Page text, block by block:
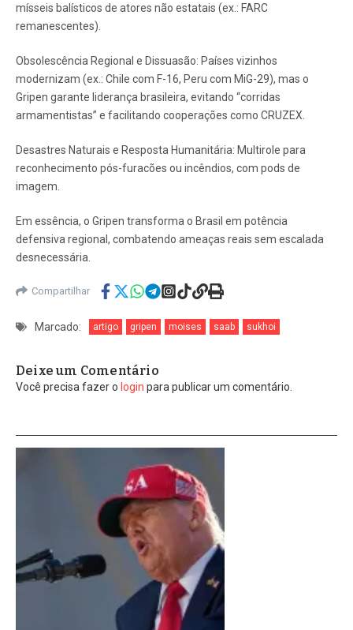
mísseis balísticos de atores não estatais (ex.: FARC
remanescentes).
Obsolescência Regional e Dissuasão: Países vizinhos
modernizam (ex.: Chile com F-16, Peru com MiG-29), mas o
Gripen garante liderança brasileira, evitando “corridas
armamentistas” e facilitando cooperações como CRUZEX.
Desastres Naturais e Resposta Humanitária: Multirole para
reconhecimento pós-furacões ou incêndios, com pods de
imagem.
Em essência, o Gripen transforma o Brasil em potência
defensiva regional, combatendo ameaças reais sem escalada
desnecessária.
Compartilhar
Marcado: artigo gripen moises saab sukhoi
Deixe um Comentário
Você precisa fazer o login para publicar um comentário.